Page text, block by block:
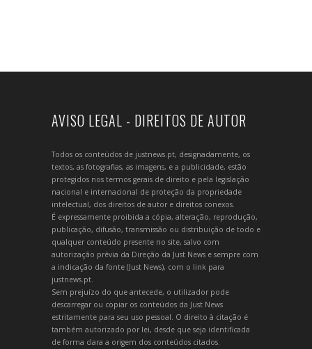
AVISO LEGAL - DIREITOS DE AUTOR
Todos os conteúdos de justnews.pt, designadamente, os
textos, as fotografias, as imagens, e a publicidade, estão
protegidos nos termos gerais de direito e pela legislação
nacional e internacional de proteção da propriedade
intelectual, dos direitos de autor e direitos conexos.
É expressamente proibida a cópia, alteração, reprodução,
publicação, difusão, transmissão ou distribuição de todo e
qualquer conteúdo presente no site, salvo com
autorização prévia da Direção da Just News e sempre com
a indicação da fonte (Just News), com o link para
justnews.pt.
Sem prejuízo do que antecede, o utilizador pode
descarregar ou copiar os conteúdos da Just News
estritamente para seu uso pessoal. O direito à citação é
também autorizado por lei, desde que seja identificada
de forma clara a origem dos conteúdos citados.